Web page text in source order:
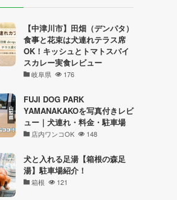
【中津川市】田畑（デンパタ）
食事と花束は犬連れテラス席
OK！キッシュとトマトスパイ
スカレー実食レビュー
岐阜県 176
FUJI DOG PARK
YAMANAKAKOを写真付きレビ
ュー｜犬連れ・料金・駐車場
店内ワンコOK 148
犬と入れる足湯【箱根の森足
湯】駐車場紹介！
箱根 121